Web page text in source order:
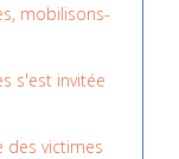
mobilisons-
s'est invitée
des victimes